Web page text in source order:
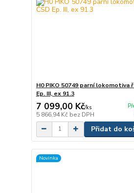
H0 PIKO 50749 parní lokomotiva
Ep. III, ex 91.3
7 099,00 Kč/ks
5 866,94 Kč bez DPH
Přidat do
Novinka